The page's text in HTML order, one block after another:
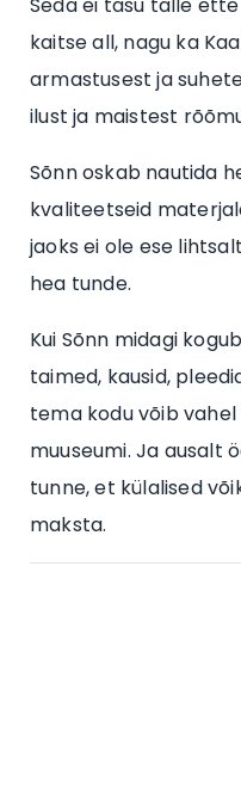
kaitse all, nagu ka
armastusest ja
ilust ja maistest
Sõnn oskab nautida
kvaliteetseid
jaoks ei ole ese
hea tunde.
Kui Sõnn midagi
taimed, kausid,
tema kodu võib
muuseumi. Ja ausalt
tunne, et külalised
maksta.